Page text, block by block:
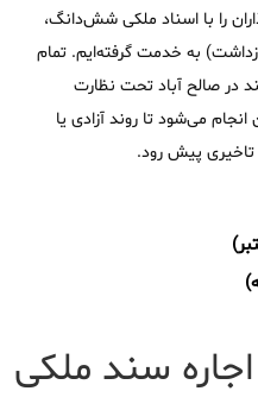
را با اسناد ملکی شش‌دانگ،
به خدمت گرفته‌ایم. تمام
در صالح آباد تحت نظارت
می‌شود تا روند آزادی یا
پیش رود.
سند ملکی